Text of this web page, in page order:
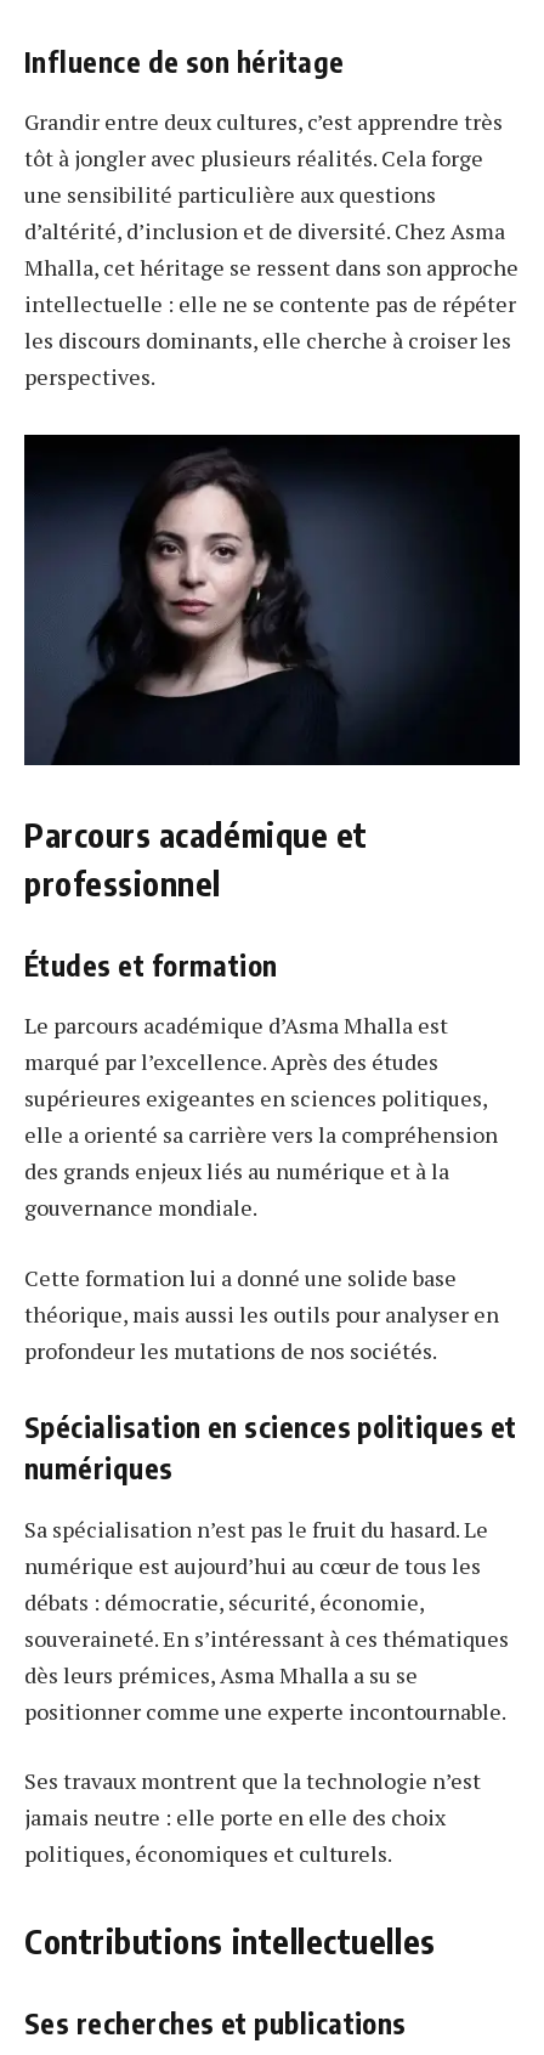
Influence de son héritage
Grandir entre deux cultures, c’est apprendre très
tôt à jongler avec plusieurs réalités. Cela forge
une sensibilité particulière aux questions
d’altérité, d’inclusion et de diversité. Chez Asma
Mhalla, cet héritage se ressent dans son approche
intellectuelle : elle ne se contente pas de répéter
les discours dominants, elle cherche à croiser les
perspectives.
Parcours académique et
professionnel
Études et formation
Le parcours académique d’Asma Mhalla est
marqué par l’excellence. Après des études
supérieures exigeantes en sciences politiques,
elle a orienté sa carrière vers la compréhension
des grands enjeux liés au numérique et à la
gouvernance mondiale.
Cette formation lui a donné une solide base
théorique, mais aussi les outils pour analyser en
profondeur les mutations de nos sociétés.
Spécialisation en sciences politiques et
numériques
Sa spécialisation n’est pas le fruit du hasard. Le
numérique est aujourd’hui au cœur de tous les
débats : démocratie, sécurité, économie,
souveraineté. En s’intéressant à ces thématiques
dès leurs prémices, Asma Mhalla a su se
positionner comme une experte incontournable.
Ses travaux montrent que la technologie n’est
jamais neutre : elle porte en elle des choix
politiques, économiques et culturels.
Contributions intellectuelles
Ses recherches et publications